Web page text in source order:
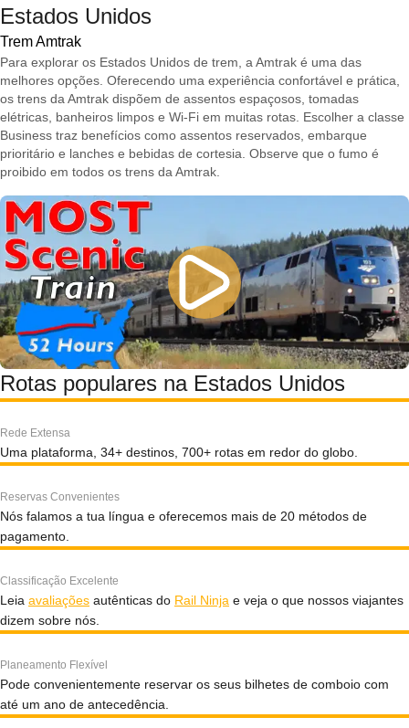
Estados Unidos
Trem Amtrak
Para explorar os Estados Unidos de trem, a Amtrak é uma das
melhores opções. Oferecendo uma experiência confortável e prática,
os trens da Amtrak dispõem de assentos espaçosos, tomadas
elétricas, banheiros limpos e Wi‑Fi em muitas rotas. Escolher a classe
Business traz benefícios como assentos reservados, embarque
prioritário e lanches e bebidas de cortesia. Observe que o fumo é
proibido em todos os trens da Amtrak.
Rotas populares na Estados Unidos
Rede Extensa
Uma plataforma, 34+ destinos, 700+ rotas em redor do globo.
Reservas Convenientes
Nós falamos a tua língua e oferecemos mais de 20 métodos de
pagamento.
Classificação Excelente
Leia avaliações autênticas do Rail Ninja e veja o que nossos viajantes
dizem sobre nós.
Planeamento Flexível
Pode convenientemente reservar os seus bilhetes de comboio com
até um ano de antecedência.